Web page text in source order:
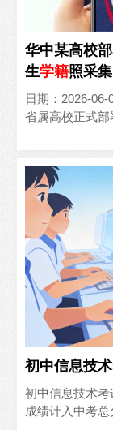
华中某高校
生学籍照采集
日期：2026-
省属高校正式
初中信息技
初中信息技术考
成绩计入中考